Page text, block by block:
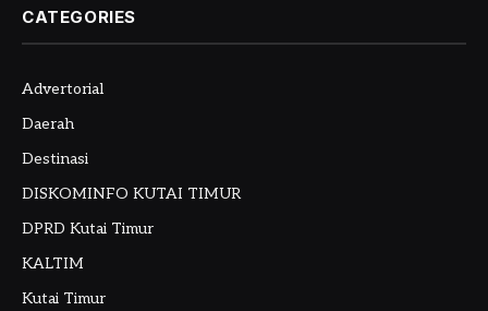
CATEGORIES
Advertorial
Daerah
Destinasi
DISKOMINFO KUTAI TIMUR
DPRD Kutai Timur
KALTIM
Kutai Timur